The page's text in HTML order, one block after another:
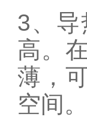
3、
高。
薄，
空间。